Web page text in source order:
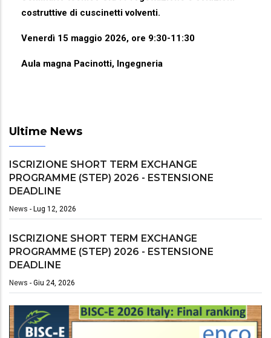
costruttive di cuscinetti volventi.
Venerdì 15 maggio 2026, ore 9:30-11:30
Aula magna Pacinotti, Ingegneria
Ultime News
ISCRIZIONE SHORT TERM EXCHANGE
PROGRAMME (STEP) 2026 - ESTENSIONE
DEADLINE
News - Lug 12, 2026
ISCRIZIONE SHORT TERM EXCHANGE
PROGRAMME (STEP) 2026 - ESTENSIONE
DEADLINE
News - Giu 24, 2026